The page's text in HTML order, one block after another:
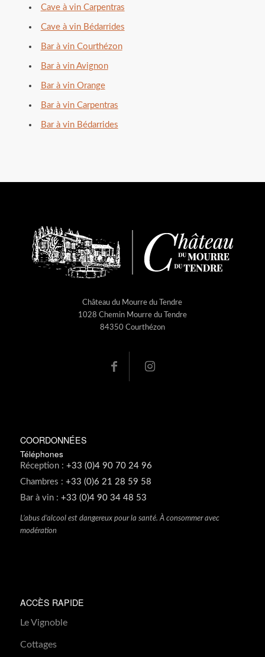
Cave à vin Carpentras
Cave à vin Bédarrides
Bar à vin Courthézon
Bar à vin Avignon
Bar à vin Orange
Bar à vin Carpentras
Bar à vin Bédarrides
Château du Mourre du Tendre
1028 Chemin Mourre du Tendre
84350 Courthézon
COORDONNÉES
Téléphones
Réception : +33 (0)4 90 70 24 96
Chambres : +33 (0)6 21 28 59 58
Bar à vin : +33 (0)4 90 34 48 53
L’abus d’alcool est dangereux pour la santé. À consommer avec
modération
ACCÈS RAPIDE
Le Vignoble
Cottages